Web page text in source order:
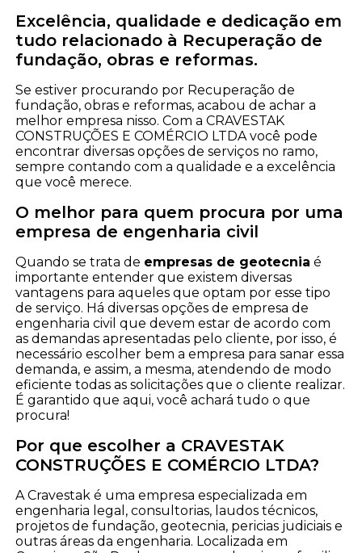
Excelência, qualidade e dedicação em
tudo relacionado à Recuperação de
fundação, obras e reformas.
Se estiver procurando por Recuperação de
fundação, obras e reformas, acabou de achar a
melhor empresa nisso. Com a CRAVESTAK
CONSTRUÇÕES E COMÉRCIO LTDA você pode
encontrar diversas opções de serviços no ramo,
sempre contando com a qualidade e a excelência
que você merece.
O melhor para quem procura por uma
empresa de engenharia civil
Quando se trata de empresas de geotecnia é
importante entender que existem diversas
vantagens para aqueles que optam por esse tipo
de serviço. Há diversas opções de empresa de
engenharia civil que devem estar de acordo com
as demandas apresentadas pelo cliente, por isso, é
necessário escolher bem a empresa para sanar essa
demanda, e assim, a mesma, atendendo de modo
eficiente todas as solicitações que o cliente realizar.
É garantido que aqui, você achará tudo o que
procura!
Por que escolher a CRAVESTAK
CONSTRUÇÕES E COMÉRCIO LTDA?
A Cravestak é uma empresa especializada em
engenharia legal, consultorias, laudos técnicos,
projetos de fundação, geotecnia, pericias judiciais e
outras áreas da engenharia. Localizada em